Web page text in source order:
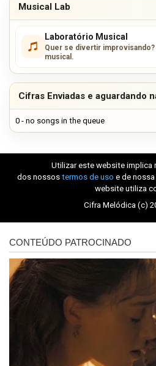
Musical Lab
Laboratório Musical
Quer se divertir
musical.
Cifras Enviadas e aguardando
0 - no songs in the queue
Utilizar este website implica
dos nossos termos de uso e de nossa
website utiliza
Cifra Melódica (c)